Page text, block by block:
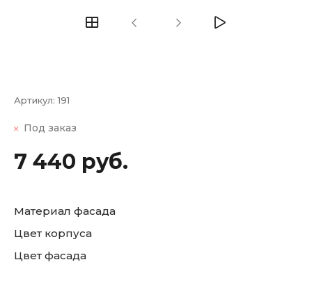
Артикул:191
Под заказ
7 440 руб.
Материал фасада
Цвет корпуса
Цвет фасада